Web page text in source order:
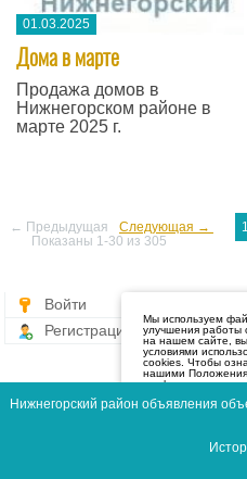
01.03.2025
Дома в марте
Продажа домов в
Нижнегорском районе в
марте 2025 г.
← Предыдущая Следующая → 1
Показаны 1-30 из 305
Войти
Регистрация
Мы используем
улучшения работы
на нашем сайте,
условиями
cookies. Чтобы
нашими
нажмите здесь.
Нижнегорский район объявления